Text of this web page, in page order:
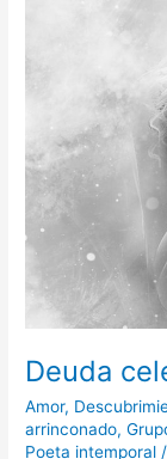
Deuda
Amor,
arrinconado,
Poeta intemporal /